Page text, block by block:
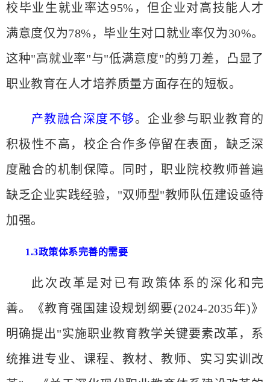
校毕业生就业率达95%，但企业对高技能人才
满意度仅为78%，毕业生对口就业率仅为30%。
这种"高就业率"与"低满意度"的剪刀差，凸显了
职业教育在人才培养质量方面存在的短板。
产教融合深度不够。企业参与职业教育的
积极性不高，校企合作多停留在表面，缺乏深
度融合的机制保障。同时，职业院校教师普遍
缺乏企业实践经验， "双师型"教师队伍建设亟待
加强。
1.3政策体系完善的需要
此次改革是对已有政策体系的深化和完
善。《教育强国建设规划纲要(2024-2035年)》
明确提出"实施职业教育教学关键要素改革，系
统推进专业、课程、教材、教师、实习实训改